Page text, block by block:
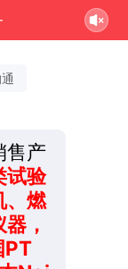
售产
试验
、燃
，
PT